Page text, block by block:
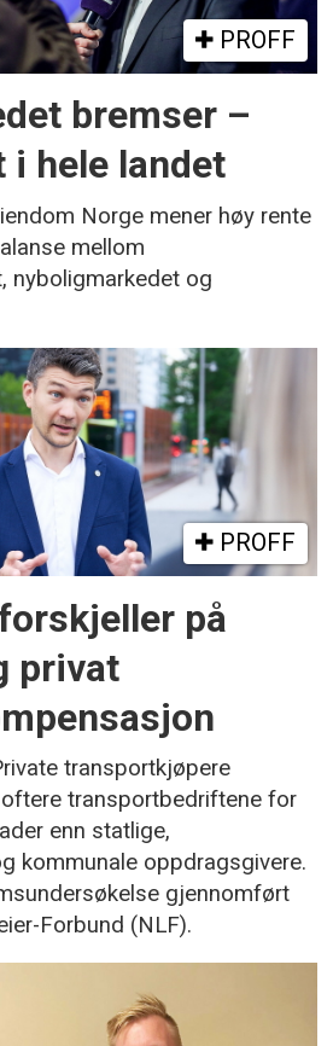
PROFF
bremser –
i hele landet
Norge mener høy rente
mellom
nyboligmarkedet og
PROFF
på
privat
transportkjøpere
transportbedriftene for
enn statlige,
kommunale oppdragsgivere.
gjennomført
Forbund (NLF).